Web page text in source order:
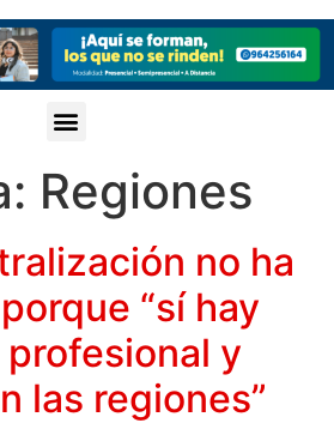
Regiones
no ha
“sí hay
y
las regiones”